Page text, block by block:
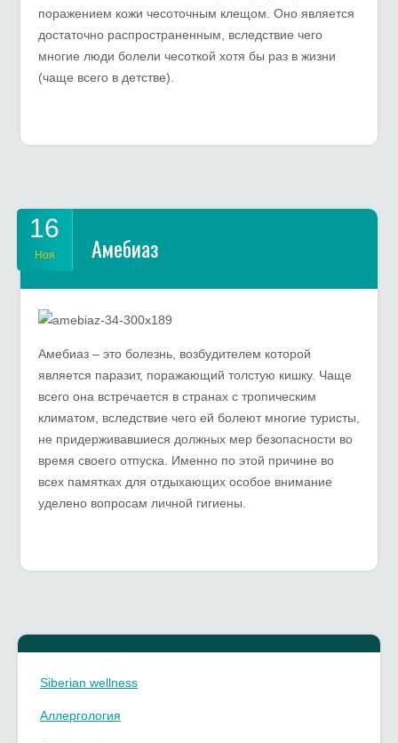
поражением кожи чесоточным клещом. Оно является
достаточно распространенным, вследствие чего
многие люди болели чесоткой хотя бы раз в жизни
(чаще всего в детстве).
16
Ноя Амебиаз
Амебиаз – это болезнь, возбудителем которой
является паразит, поражающий толстую кишку. Чаще
всего она встречается в странах с тропическим
климатом, вследствие чего ей болеют многие туристы,
не придерживавшиеся должных мер безопасности во
время своего отпуска. Именно по этой причине во
всех памятках для отдыхающих особое внимание
уделено вопросам личной гигиены.
Siberian wellness
Аллергология